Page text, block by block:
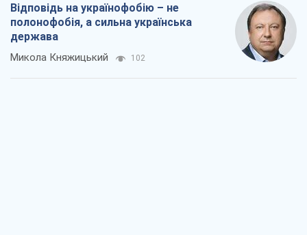
Відповідь на українофобію – не
полонофобія, а сильна українська
держава
Микола Княжицький 102